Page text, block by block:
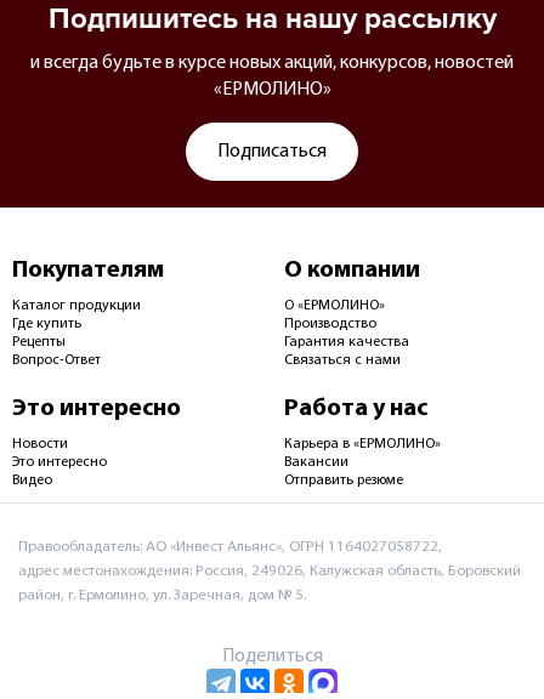
Подпишитесь на нашу рассылку
и всегда будьте в курсе новых акций, конкурсов, новостей
«ЕРМОЛИНО»
Подписаться
Покупателям
Каталог продукции
Где купить
Рецепты
Вопрос-Ответ
О компании
О «ЕРМОЛИНО»
Производство
Гарантия качества
Связаться с нами
Это интересно
Новости
Это интересно
Видео
Работа у нас
Карьера в «ЕРМОЛИНО»
Вакансии
Отправить резюме
Правообладатель: АО «Инвест Альянс», ОГРН 1164027058722,
адрес местонахождения: Россия, 249026, Калужская область, Боровский
район, г. Ермолино, ул. Заречная, дом № 5.
Поделиться